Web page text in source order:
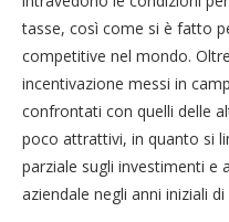
tasse, così come si è fatto
competitive nel mondo.
incentivazione messi in
confrontati con quelli delle
poco attrattivi, in quanto si
parziale sugli investimenti e
aziendale negli anni iniziali